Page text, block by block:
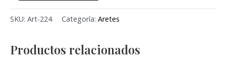
SKU: Art-224 Categoría: Aretes
Productos relacionados